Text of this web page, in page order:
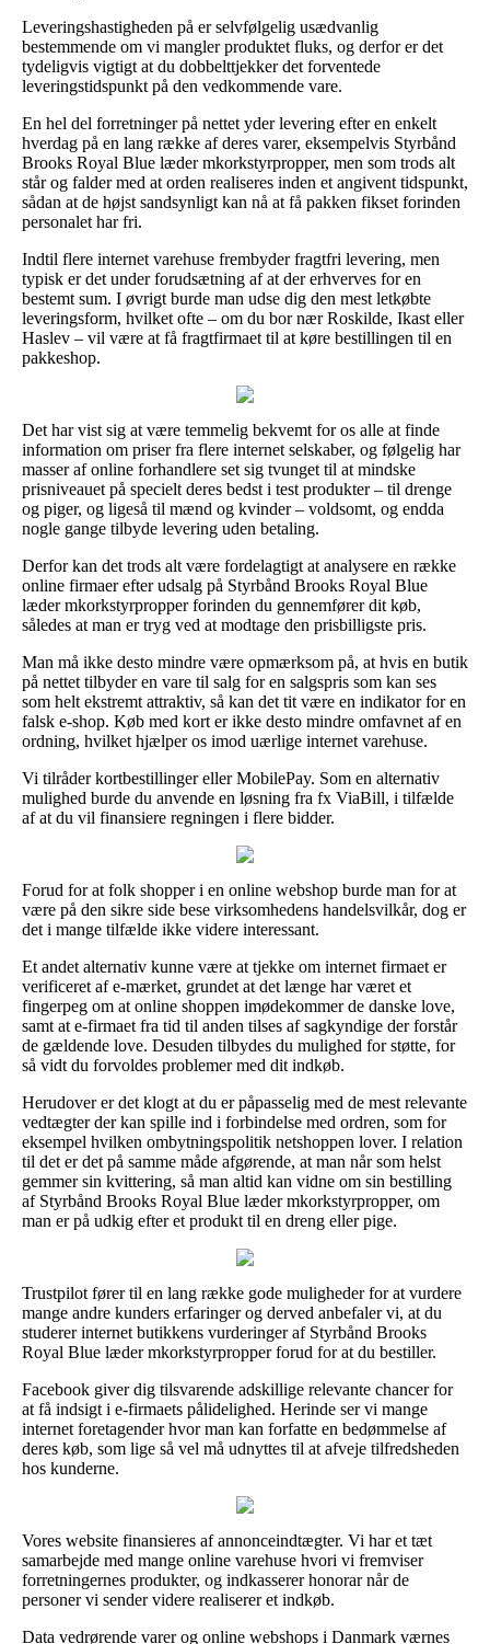
Leveringshastigheden på er selvfølgelig usædvanlig
bestemmende om vi mangler produktet fluks, og derfor er det
tydeligvis vigtigt at du dobbelttjekker det forventede
leveringstidspunkt på den vedkommende vare.
En hel del forretninger på nettet yder levering efter en enkelt
hverdag på en lang række af deres varer, eksempelvis Styrbånd
Brooks Royal Blue læder mkorkstyrpropper, men som trods alt
står og falder med at orden realiseres inden et angivent tidspunkt,
sådan at de højst sandsynligt kan nå at få pakken fikset forinden
personalet har fri.
Indtil flere internet varehuse frembyder fragtfri levering, men
typisk er det under forudsætning af at der erhverves for en
bestemt sum. I øvrigt burde man udse dig den mest letkøbte
leveringsform, hvilket ofte – om du bor nær Roskilde, Ikast eller
Haslev – vil være at få fragtfirmaet til at køre bestillingen til en
pakkeshop.
Det har vist sig at være temmelig bekvemt for os alle at finde
information om priser fra flere internet selskaber, og følgelig har
masser af online forhandlere set sig tvunget til at mindske
prisniveauet på specielt deres bedst i test produkter – til drenge
og piger, og ligeså til mænd og kvinder – voldsomt, og endda
nogle gange tilbyde levering uden betaling.
Derfor kan det trods alt være fordelagtigt at analysere en række
online firmaer efter udsalg på Styrbånd Brooks Royal Blue
læder mkorkstyrpropper forinden du gennemfører dit køb,
således at man er tryg ved at modtage den prisbilligste pris.
Man må ikke desto mindre være opmærksom på, at hvis en butik
på nettet tilbyder en vare til salg for en salgspris som kan ses
som helt ekstremt attraktiv, så kan det tit være en indikator for en
falsk e-shop. Køb med kort er ikke desto mindre omfavnet af en
ordning, hvilket hjælper os imod uærlige internet varehuse.
Vi tilråder kortbestillinger eller MobilePay. Som en alternativ
mulighed burde du anvende en løsning fra fx ViaBill, i tilfælde
af at du vil finansiere regningen i flere bidder.
Forud for at folk shopper i en online webshop burde man for at
være på den sikre side bese virksomhedens handelsvilkår, dog er
det i mange tilfælde ikke videre interessant.
Et andet alternativ kunne være at tjekke om internet firmaet er
verificeret af e-mærket, grundet at det længe har været et
fingerpeg om at online shoppen imødekommer de danske love,
samt at e-firmaet fra tid til anden tilses af sagkyndige der forstår
de gældende love. Desuden tilbydes du mulighed for støtte, for
så vidt du forvoldes problemer med dit indkøb.
Herudover er det klogt at du er påpasselig med de mest relevante
vedtægter der kan spille ind i forbindelse med ordren, som for
eksempel hvilken ombytningspolitik netshoppen lover. I relation
til det er det på samme måde afgørende, at man når som helst
gemmer sin kvittering, så man altid kan vidne om sin bestilling
af Styrbånd Brooks Royal Blue læder mkorkstyrpropper, om
man er på udkig efter et produkt til en dreng eller pige.
Trustpilot fører til en lang række gode muligheder for at vurdere
mange andre kunders erfaringer og derved anbefaler vi, at du
studerer internet butikkens vurderinger af Styrbånd Brooks
Royal Blue læder mkorkstyrpropper forud for at du bestiller.
Facebook giver dig tilsvarende adskillige relevante chancer for
at få indsigt i e-firmaets pålidelighed. Herinde ser vi mange
internet foretagender hvor man kan forfatte en bedømmelse af
deres køb, som lige så vel må udnyttes til at afveje tilfredsheden
hos kunderne.
Vores website finansieres af annonceindtægter. Vi har et tæt
samarbejde med mange online varehuse hvori vi fremviser
forretningernes produkter, og indkasserer honorar når de
personer vi sender videre realiserer et indkøb.
Data vedrørende varer og online webshops i Danmark værnes